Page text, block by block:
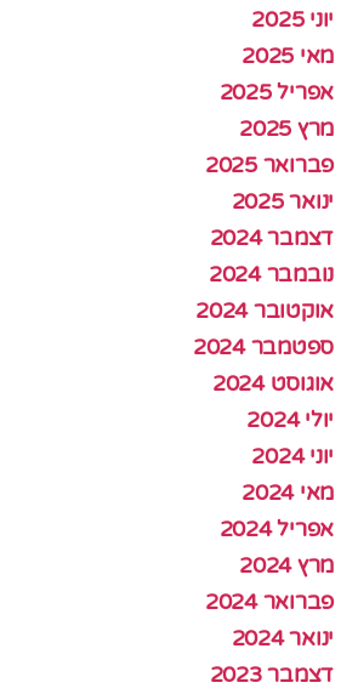
יוני 2025
מאי 2025
אפריל 2025
מרץ 2025
פברואר 2025
ינואר 2025
דצמבר 2024
נובמבר 2024
אוקטובר 2024
ספטמבר 2024
אוגוסט 2024
יולי 2024
יוני 2024
מאי 2024
אפריל 2024
מרץ 2024
פברואר 2024
ינואר 2024
דצמבר 2023